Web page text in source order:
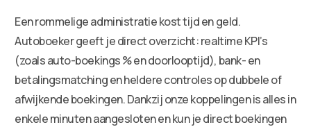
Een rommelige administratie kost tijd en geld.
Autoboeker geeft je direct overzicht: realtime KPI’s
(zoals auto-boekings % en doorlooptijd), bank- en
betalingsmatching en heldere controles op dubbele of
afwijkende boekingen. Dankzij onze koppelingen is alles in
enkele minuten aangesloten en kun je direct boekingen